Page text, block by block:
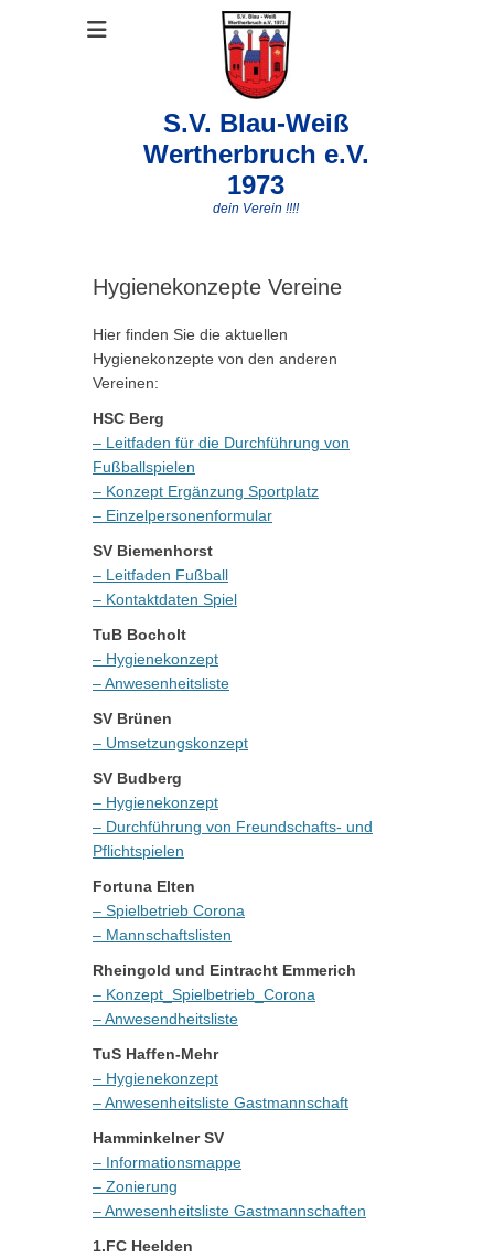
S.V. Blau-Weiß
Wertherbruch e.V.
1973
dein Verein !!!!
Hygienekonzepte Vereine
Hier finden Sie die aktuellen
Hygienekonzepte von den anderen
Vereinen:
HSC Berg
– Leitfaden für die Durchführung von
Fußballspielen
– Konzept Ergänzung Sportplatz
– Einzelpersonenformular
SV Biemenhorst
– Leitfaden Fußball
– Kontaktdaten Spiel
TuB Bocholt
– Hygienekonzept
– Anwesenheitsliste
SV Brünen
– Umsetzungskonzept
SV Budberg
– Hygienekonzept
– Durchführung von Freundschafts- und
Pflichtspielen
Fortuna Elten
– Spielbetrieb Corona
– Mannschaftslisten
Rheingold und Eintracht Emmerich
– Konzept_Spielbetrieb_Corona
– Anwesendheitsliste
TuS Haffen-Mehr
– Hygienekonzept
– Anwesenheitsliste Gastmannschaft
Hamminkelner SV
– Informationsmappe
– Zonierung
– Anwesenheitsliste Gastmannschaften
1.FC Heelden